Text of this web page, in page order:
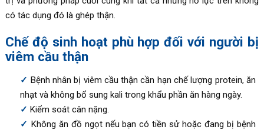
có tác dụng đó là ghép thận.
Chế độ sinh hoạt phù hợp đối với người bị
viêm cầu thận
Bệnh nhân bị viêm cầu thận cần hạn chế lượng protein, ăn
nhạt và không bổ sung kali trong khẩu phần ăn hàng ngày.
Kiểm soát cân nặng.
Không ăn đồ ngọt nếu bạn có tiền sử hoặc đang bị bệnh